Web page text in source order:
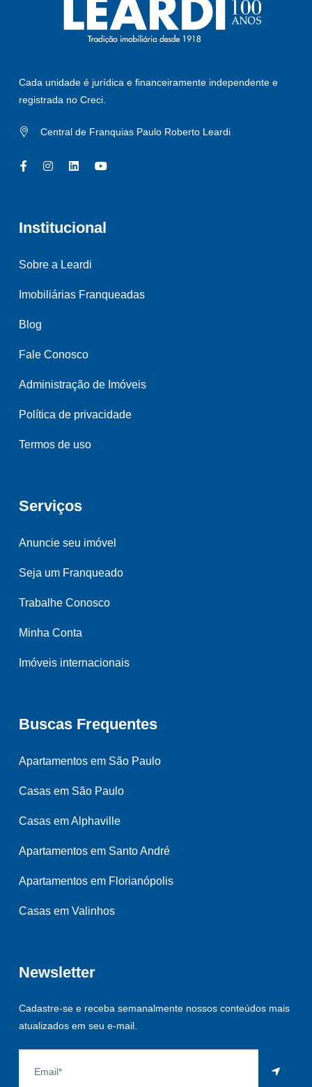
Cada unidade é jurídica e financeiramente independente e
registrada no Creci.
Central de Franquias Paulo Roberto Leardi
Institucional
Sobre a Leardi
Imobiliárias Franqueadas
Blog
Fale Conosco
Administração de Imóveis
Política de privacidade
Termos de uso
Serviços
Anuncie seu imóvel
Seja um Franqueado
Trabalhe Conosco
Minha Conta
Imóveis internacionais
Buscas Frequentes
Apartamentos em São Paulo
Casas em São Paulo
Casas em Alphaville
Apartamentos em Santo André
Apartamentos em Florianópolis
Casas em Valinhos
Newsletter
Cadastre-se e receba semanalmente nossos conteúdos mais
atualizados em seu e-mail.